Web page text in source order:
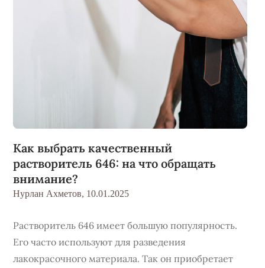
Как выбрать качественный
растворитель 646: на что обращать
внимание?
Нурлан Ахметов, 10.01.2025
Растворитель 646 имеет большую популярность.
Его часто используют для разведения
лакокрасочного материала. Так он приобретает